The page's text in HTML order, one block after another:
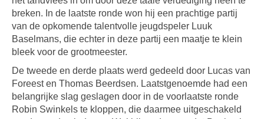
breken. In de laatste ronde won hij een prachtige partij
van de opkomende talentvolle jeugdspeler Luuk
Baselmans, die echter in deze partij een maatje te klein
bleek voor de grootmeester.
De tweede en derde plaats werd gedeeld door Lucas van
Foreest en Thomas Beerdsen. Laatstgenoemde had een
belangrijke slag geslagen door in de voorlaatste ronde
Robin Swinkels te kloppen, die daarmee uitgeschakeld